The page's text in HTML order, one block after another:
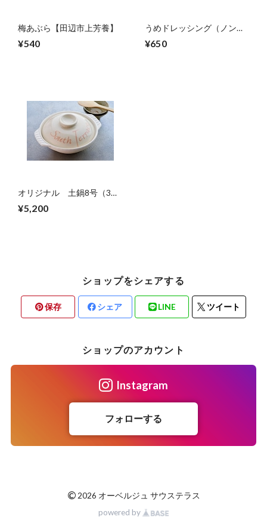
梅あぶら【田辺市上芳養】
¥540
うめドレッシング（ノンオ
¥650
オリジナル 土鍋8号（3人
用）紀州備長炭付き
¥5,200
ショップをシェアする
保存 シェア LINE ツイート
ショップのアカウント
Instagram
フォローする
© 2026 オーベルジュ サウステラス
powered by